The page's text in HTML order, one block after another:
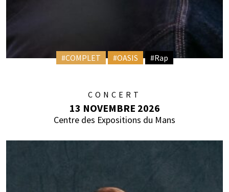
#COMPLET #OASIS #Rap
CONCERT
13 NOVEMBRE 2026
Centre des Expositions du Mans